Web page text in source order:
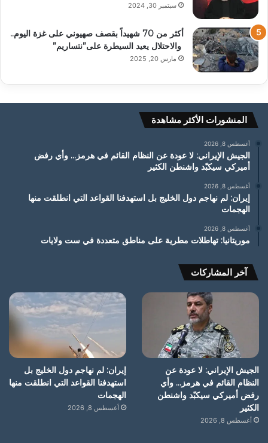
سبتمبر 30, 2024
أكثر من 70 شهيداً بقصف صهيوني على غزة اليوم..
والاحتلال يعيد السيطرة على”نتساريم”
مارس 20, 2025
المنشورات الأكثر مشاهدة
أغسطس 8, 2026
الجيش الإيراني: لا عودة عن النظام القائم في هرمز… وأي رفض
أميركي سيكبّد واشنطن الكثير
أغسطس 8, 2026
إيران: لم نهاجم دول الخليج بل استهدفنا القواعد التي انطلقت منها
الهجمات
أغسطس 8, 2026
موريتانيا: تهاطلات مطرية على مناطق متعددة في ست ولايات
آخر المشاركات
الجيش الإيراني: لا عودة عن
النظام القائم في هرمز… وأي
رفض أميركي سيكبّد واشنطن
الكثير
أغسطس 8, 2026
إيران: لم نهاجم دول الخليج بل
استهدفنا القواعد التي انطلقت منها
الهجمات
أغسطس 8, 2026